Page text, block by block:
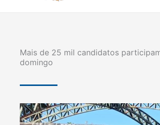
Mais de 25 mil candidatos
domingo